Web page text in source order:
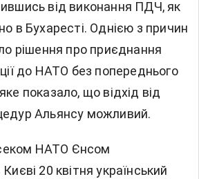
від виконання ПДЧ, як
в Бухаресті. Однією з причин
рішення про приєднання
до НАТО без попереднього
показало, що відхід від
Альянсу можливий.
НАТО Єнсом
20 квітня український